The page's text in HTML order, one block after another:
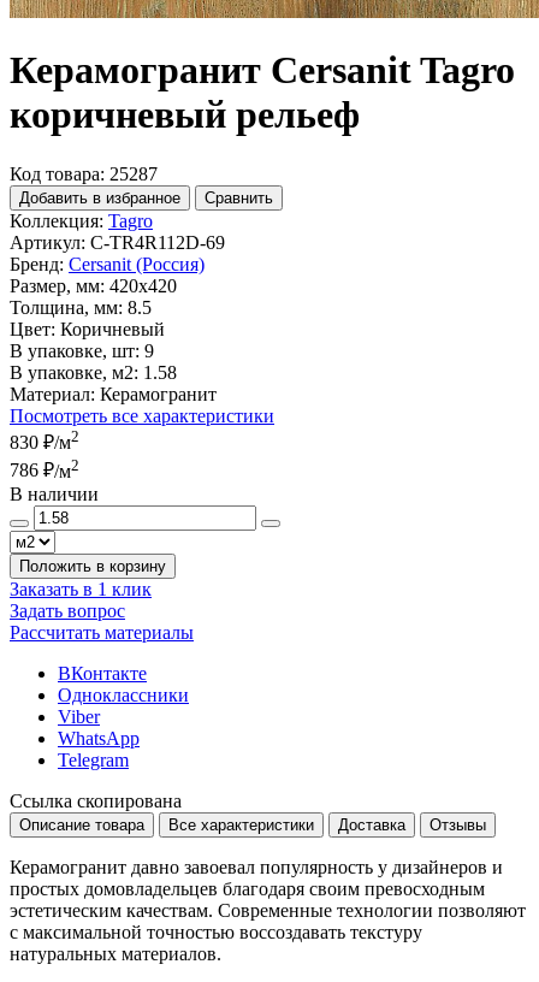
Керамогранит Cersanit Tagro
коричневый рельеф
Код товара: 25287
Добавить в избранное Сравнить
Коллекция: Tagro
Артикул: C-TR4R112D-69
Бренд: Cersanit (Россия)
Размер, мм: 420x420
Толщина, мм: 8.5
Цвет: Коричневый
В упаковке, шт: 9
В упаковке, м2: 1.58
Материал: Керамогранит
Посмотреть все характеристики
830 ₽/м2
786 ₽/м2
В наличии
Положить в корзину
Заказать в 1 клик
Задать вопрос
Рассчитать материалы
ВКонтакте
Одноклассники
Viber
WhatsApp
Telegram
Ссылка скопирована
Описание товара Все характеристики Доставка Отзывы
Керамогранит давно завоевал популярность у дизайнеров и
простых домовладельцев благодаря своим превосходным
эстетическим качествам. Современные технологии позволяют
с максимальной точностью воссоздавать текстуру
натуральных материалов.